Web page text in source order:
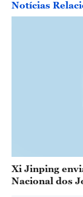
Notícias
Xi Jinping
Nacional dos